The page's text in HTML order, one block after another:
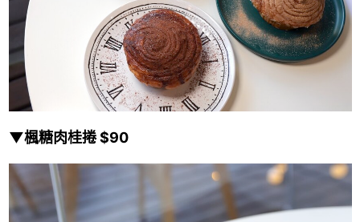
▼楓糖肉桂捲 $90